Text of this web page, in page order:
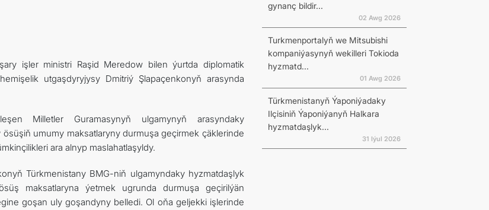
işler ministri Raşid Meredow bilen ýurtda diplomatik
utgaşdyryjysy Dmitriý Şlapaçenkonyň arasynda
Milletler Guramasynyň ulgamynyň arasyndaky
umumy maksatlaryny durmuşa geçirmek çäklerinde
ara alnyp maslahatlaşyldy.
Türkmenistany BMG-niň ulgamyndaky hyzmatdaşlyk
maksatlaryna ýetmek ugrunda durmuşa geçirilýän
goşan uly goşandyny belledi. Ol oňa geljekki işlerinde
gynanç bildir...
02 Awg 2026
Turkmenportalyň we Mitsubishi
kompaniýasynyň wekilleri Tokioda
hyzmatd...
01 Awg 2026
Türkmenistanyň Ýaponiýadaky
Ilçisiniň Ýaponiýanyň Halkara
hyzmatdaşlyk...
31 Iýul 2026